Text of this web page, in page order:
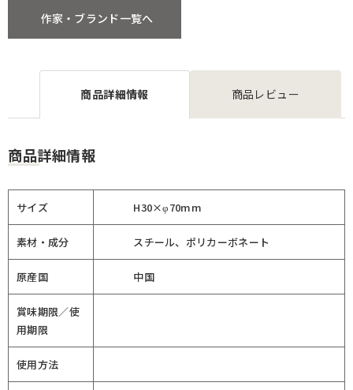
作家・ブランド一覧へ
商品詳細情報 商品レビュー
商品詳細情報
サイズ H30×φ70mm
素材・成分 スチール、ポリカーボネート
原産国 中国
賞味期限／使
用期限
使用方法